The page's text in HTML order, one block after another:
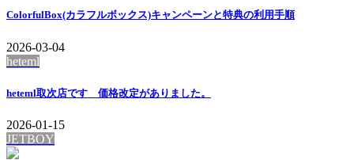
ColorfulBox(カラフルボックス)キャンペーンと特典の利用手順
2026-03-04
heteml
heteml取次店です 価格改定がありました。
2026-01-15
JETBOY